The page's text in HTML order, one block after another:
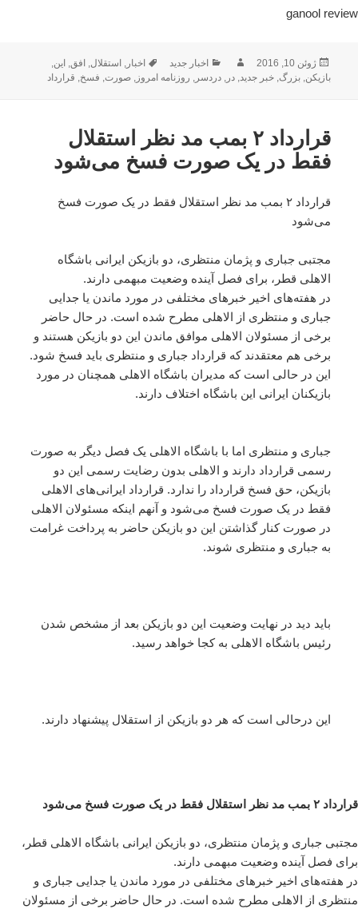
ganool review
ارسال
شده
ژوئن 10, 2016 نویسندهدسته‌ها
اخبار جدید برچسب‌ها
اخبار, استقلال, افق, این,
بازیکن,بزرگ,خبر جدید,در,دردسر, روزنامه امروز,صورت, فسخ, قرارداد
قرارداد ۲ بمب مد نظر استقلال
فقط در یک صورت فسخ می‌شود
قرارداد ۲ بمب مد نظر استقلال فقط در یک صورت فسخ
می‌شود
مجتبی جباری و پژمان منتظری، دو بازیکن ایرانی باشگاه
الاهلی قطر، برای فصل آینده وضعیت مبهمی دارند.
در هفته‌های اخیر خبرهای مختلفی در مورد ماندن یا جدایی
جباری و منتظری از الاهلی مطرح شده است. در حال حاضر
برخی از مسئولان الاهلی موافق ماندن این دو بازیکن هستند و
برخی هم معتقدند که قرارداد جباری و منتظری باید فسخ شود.
این در حالی است که مدیران باشگاه الاهلی همچنان در مورد
بازیکنان ایرانی این باشگاه اختلاف دارند.
جباری و منتظری اما با باشگاه الاهلی یک فصل دیگر به صورت
رسمی قرارداد دارند و الاهلی بدون رضایت رسمی این دو
بازیکن، حق فسخ قرارداد را ندارد. قرارداد ایرانی‌های الاهلی
فقط در یک صورت فسخ می‌شود و آنهم اینکه مسئولان الاهلی
در صورت کنار گذاشتن این دو بازیکن حاضر به پرداخت غرامت
به جباری و منتظری شوند.
باید دید در نهایت وضعیت این دو بازیکن بعد از مشخص شدن
رئیس باشگاه الاهلی به کجا خواهد رسید.
این درحالی است که هر دو بازیکن از استقلال پیشنهاد دارند.
قرارداد ۲ بمب مد نظر استقلال فقط در یک صورت فسخ می‌شود
مجتبی جباری و پژمان منتظری، دو بازیکن ایرانی باشگاه الاهلی قطر،
برای فصل آینده وضعیت مبهمی دارند.
در هفته‌های اخیر خبرهای مختلفی در مورد ماندن یا جدایی جباری و
منتظری از الاهلی مطرح شده است. در حال حاضر برخی از مسئولان